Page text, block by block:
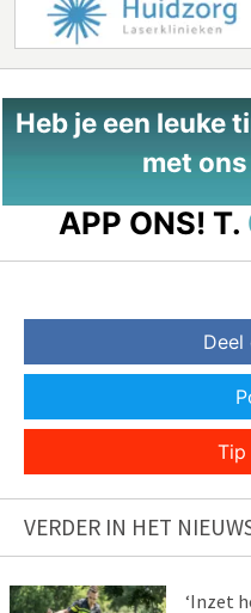
Heb je een leuke
met
APP ONS! T.
Deel
Tip
VERDER IN HET
‘Inzet